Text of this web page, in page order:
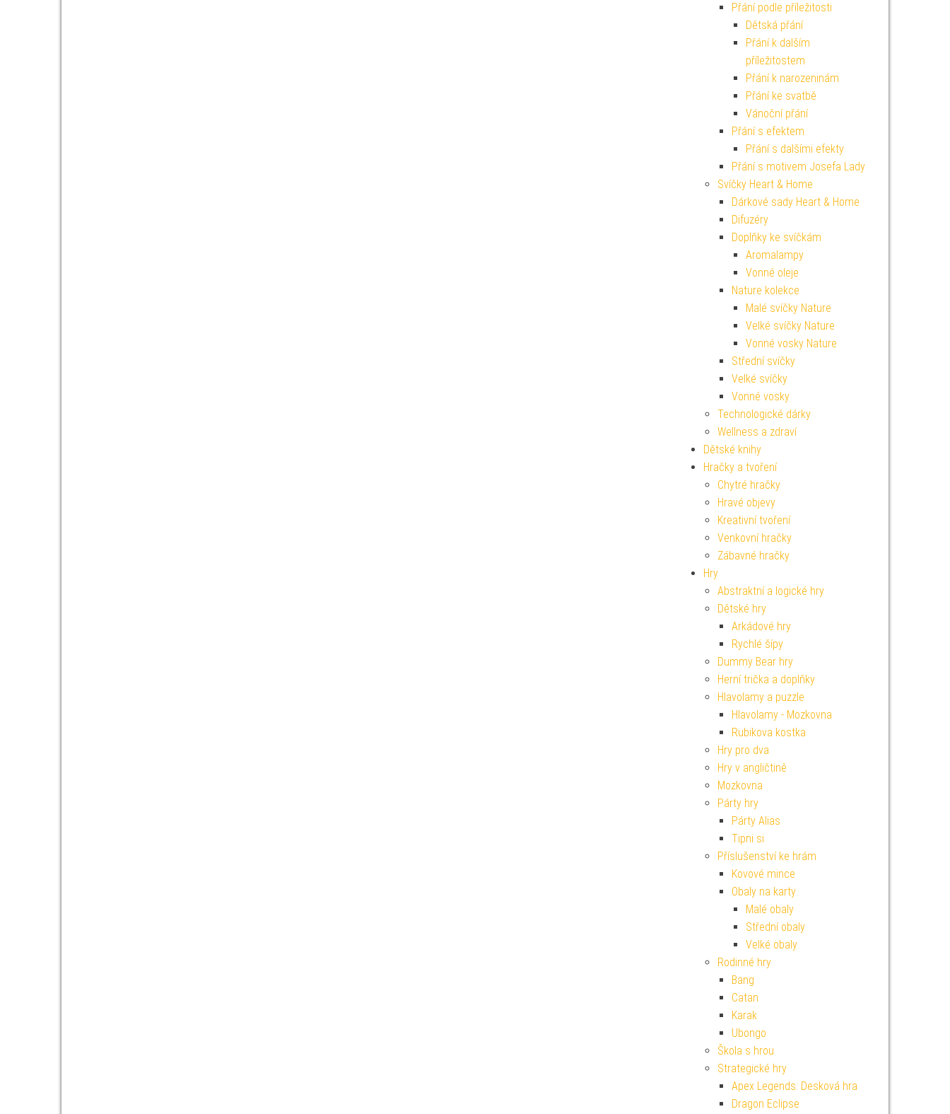
Přání podle příležitosti
Dětská přání
Přání k dalším
příležitostem
Přání k narozeninám
Přání ke svatbě
Vánoční přání
Přání s efektem
Přání s dalšími efekty
Přání s motivem Josefa Lady
Svíčky Heart & Home
Dárkové sady Heart & Home
Difuzéry
Doplňky ke svíčkám
Aromalampy
Vonné oleje
Nature kolekce
Malé svíčky Nature
Velké svíčky Nature
Vonné vosky Nature
Střední svíčky
Velké svíčky
Vonné vosky
Technologické dárky
Wellness a zdraví
Dětské knihy
Hračky a tvoření
Chytré hračky
Hravé objevy
Kreativní tvoření
Venkovní hračky
Zábavné hračky
Hry
Abstraktní a logické hry
Dětské hry
Arkádové hry
Rychlé šípy
Dummy Bear hry
Herní trička a doplňky
Hlavolamy a puzzle
Hlavolamy - Mozkovna
Rubikova kostka
Hry pro dva
Hry v angličtině
Mozkovna
Párty hry
Párty Alias
Tipni si
Příslušenství ke hrám
Kovové mince
Obaly na karty
Malé obaly
Střední obaly
Velké obaly
Rodinné hry
Bang
Catan
Karak
Ubongo
Škola s hrou
Strategické hry
Apex Legends: Desková hra
Dragon Eclipse